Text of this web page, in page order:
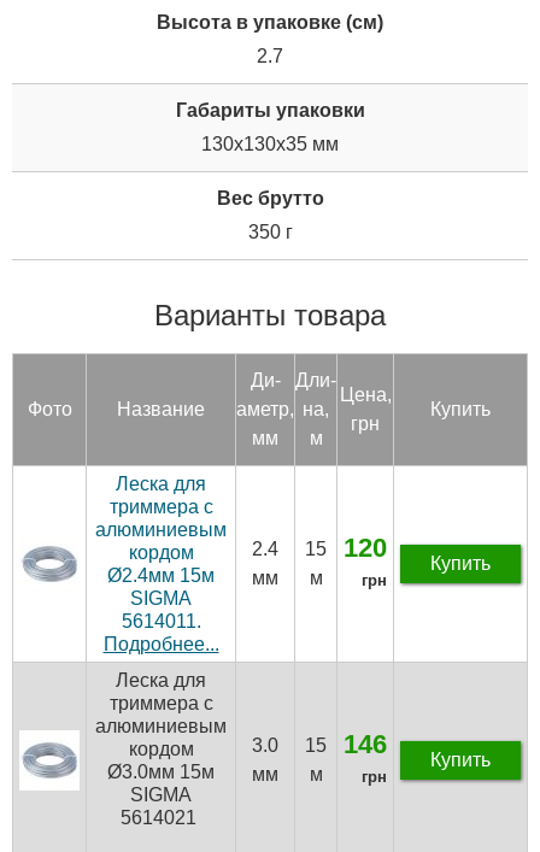
Высота в упаковке (см)
2.7
Габариты упаковки
130x130x35 мм
Вес брутто
350 г
Варианты товара
Фото Название
Ди­
аметр,
мм
Дли­
на,
м
Цена,
грн
Купить
Леска для
триммера с
алюминиевым
кордом
Ø2.4мм 15м
SIGMA
5614011.
Подробнее...
2.4
мм
15
м
120
грн
Купить
Леска для
триммера с
алюминиевым
кордом
Ø3.0мм 15м
SIGMA
5614021
3.0
мм
15
м
146
грн
Купить